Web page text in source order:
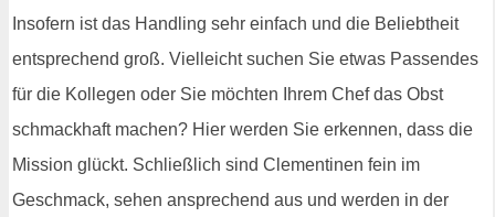
Insofern ist das Handling sehr einfach und die Beliebtheit
entsprechend groß. Vielleicht suchen Sie etwas Passendes
für die Kollegen oder Sie möchten Ihrem Chef das Obst
schmackhaft machen? Hier werden Sie erkennen, dass die
Mission glückt. Schließlich sind Clementinen fein im
Geschmack, sehen ansprechend aus und werden in der